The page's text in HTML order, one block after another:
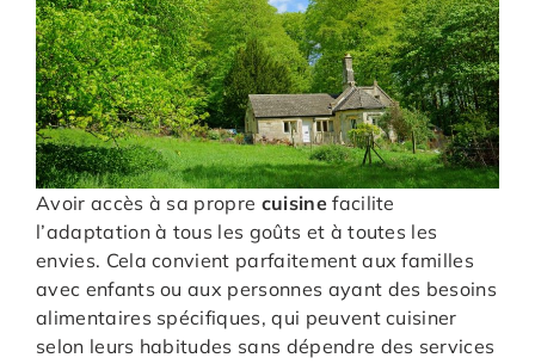
Avoir accès à sa propre cuisinefacilite
l’adaptation à tous les goûts et à toutes les
envies. Cela convient parfaitement aux familles
avec enfants ou aux personnes ayant des besoins
alimentaires spécifiques, qui peuvent cuisiner
selon leurs habitudes sans dépendre des services